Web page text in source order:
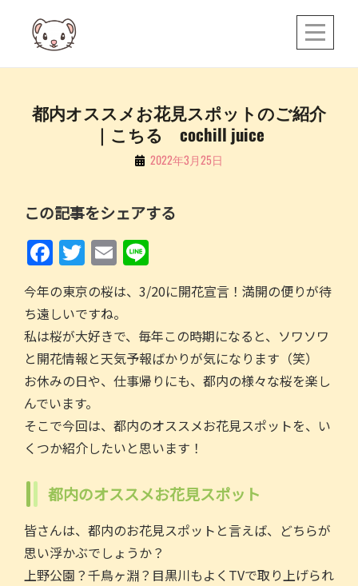
content
都内オススメお花見スポットのご紹介
｜こちる cochill juice
By
る
2022年3月25日
この記事をシェアする
F
a
c
e
b
o
o
k
T
w
itt
er
E
m
ai
l
n
e
今年の東京の桜は、3/20に開花宣言！満開の便りが待
ち遠しいですね。
私は桜が大好きで、毎年この時期になると、ソワソワ
と開花情報と天気予報ばかりが気になります（笑）
お休みの日や、仕事帰りにも、都内の様々な桜を楽し
んでいます。
そこで今回は、都内のオススメお花見スポットを、い
くつか紹介したいと思います！
都内のオススメお花見スポット
皆さんは、都内のお花見スポットと言えば、どちらが
思い浮かぶでしょうか？
上野公園？千鳥ヶ淵？目黒川もよくTVで取り上げられ
投
ゲ
ー
シ
ョ
ン